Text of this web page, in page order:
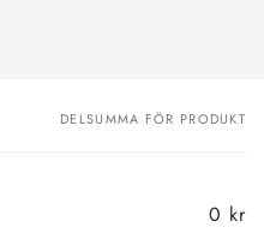
DELSUMMA FÖR PRODUKT
0 kr